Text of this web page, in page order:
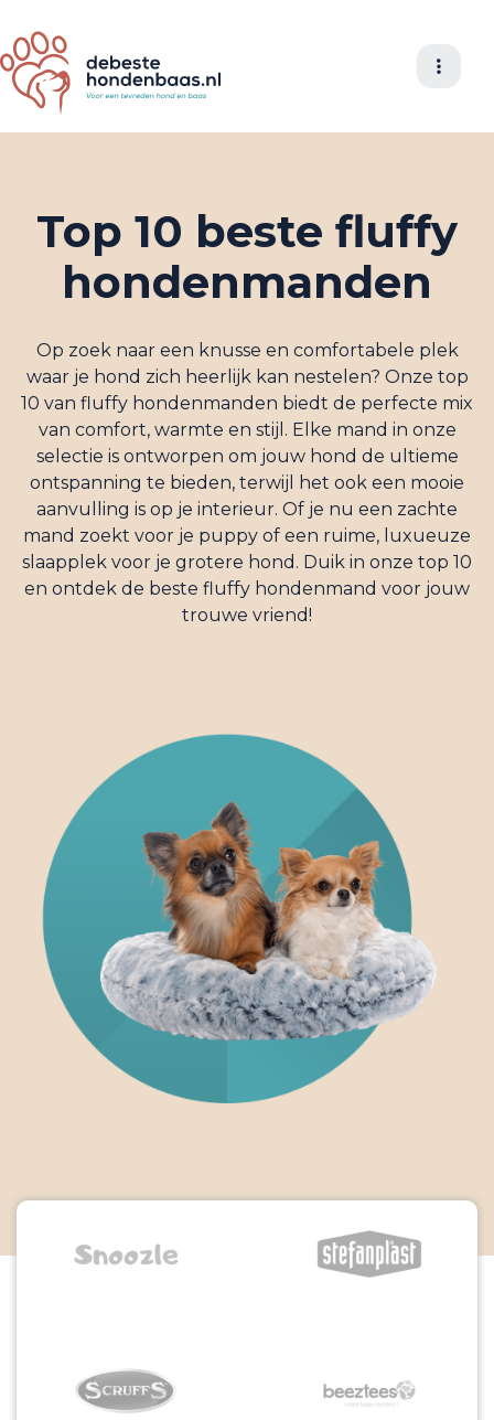
Top 10 beste fluffy
hondenmanden
Op zoek naar een knusse en comfortabele plek
waar je hond zich heerlijk kan nestelen? Onze top
10 van fluffy hondenmanden biedt de perfecte mix
van comfort, warmte en stijl. Elke mand in onze
selectie is ontworpen om jouw hond de ultieme
ontspanning te bieden, terwijl het ook een mooie
aanvulling is op je interieur. Of je nu een zachte
mand zoekt voor je puppy of een ruime, luxueuze
slaapplek voor je grotere hond. Duik in onze top 10
en ontdek de beste fluffy hondenmand voor jouw
trouwe vriend!